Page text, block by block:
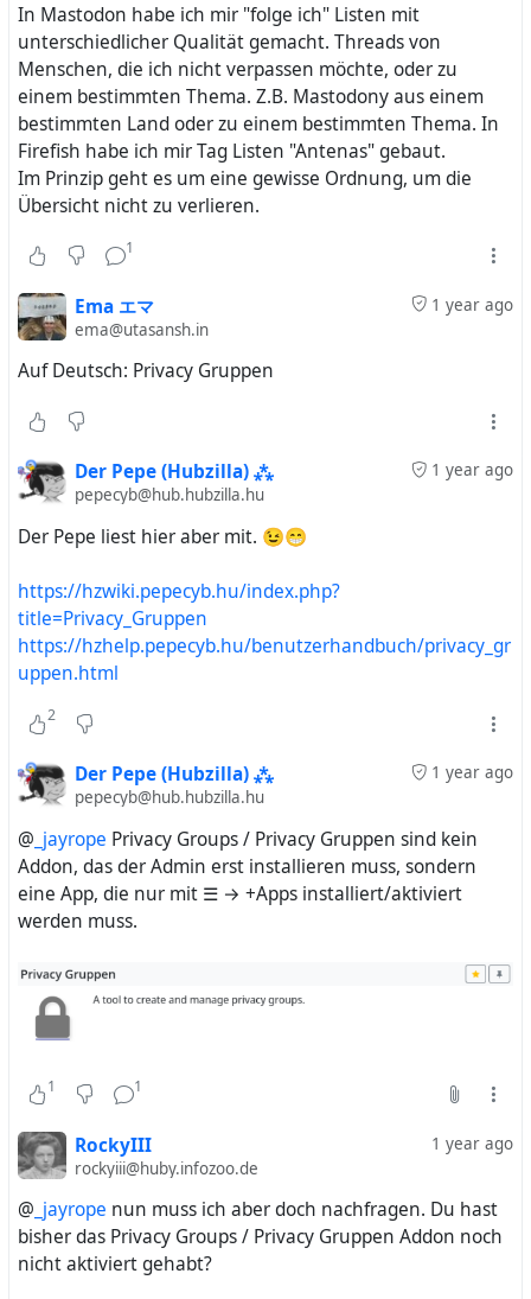
In Mastodon habe ich mir "folge ich" Listen mit
unterschiedlicher Qualität gemacht. Threads von
Menschen, die ich nicht verpassen möchte, oder zu
einem bestimmten Thema. Z.B. Mastodony aus einem
bestimmten Land oder zu einem bestimmten Thema. In
Firefish habe ich mir Tag Listen "Antenas" gebaut.
Im Prinzip geht es um eine gewisse Ordnung, um die
Übersicht nicht zu verlieren.
1
1 year ago
Ema エマ
ema@utasansh.in
Auf Deutsch: Privacy Gruppen
1 year ago
Der Pepe (Hubzilla) ⁂
pepecyb@hub.hubzilla.hu
Der Pepe liest hier aber mit. 😉😁
https://hzwiki.pepecyb.hu/index.php?
title=Privacy_Gruppen
https://hzhelp.pepecyb.hu/benutzerhandbuch/privacy_gr
uppen.html
2
1 year ago
Der Pepe (Hubzilla) ⁂
pepecyb@hub.hubzilla.hu
@ _jayrope Privacy Groups / Privacy Gruppen sind kein
Addon, das der Admin erst installieren muss, sondern
eine App, die nur mit ☰ → +Apps installiert/aktiviert
werden muss.
1 1
1 year ago
RockyIII
rockyiii@huby.infozoo.de
@ _jayrope nun muss ich aber doch nachfragen. Du hast
bisher das Privacy Groups / Privacy Gruppen Addon noch
nicht aktiviert gehabt?